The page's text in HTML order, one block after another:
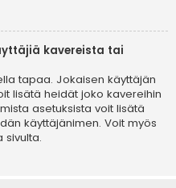
kavereista tai
tapaa. Jokaisen käyttäjän
lisätä heidät joko kavereihin
asetuksista voit lisätä
käyttäjänimen. Voit myös
sivulta.